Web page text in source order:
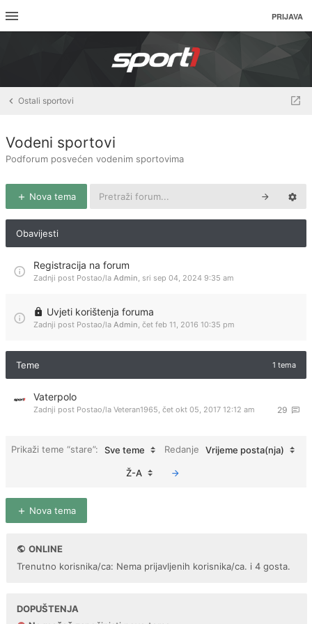
PRIJAVA
Ostali sportovi
Vodeni sportovi
Podforum posvećen vodenim sportovima
Nova tema
Obavijesti
Registracija na forum
Zadnji post Postao/la Admin, sri sep 04, 2024 9:35 am
Uvjeti korištenja foruma
Zadnji post Postao/la Admin, čet feb 11, 2016 10:35 pm
Teme 1 tema
Vaterpolo
29
Zadnji post Postao/la Veteran1965, čet okt 05, 2017 12:12 am
Prikaži teme “stare”: Sve teme Redanje Vrijeme posta(nja)
Ž-A
Nova tema
ONLINE
Trenutno korisnika/ca: Nema prijavljenih korisnika/ca. i 4 gosta.
DOPUŠTENJA